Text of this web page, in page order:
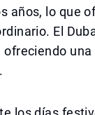
años, lo que
El
ofreciendo